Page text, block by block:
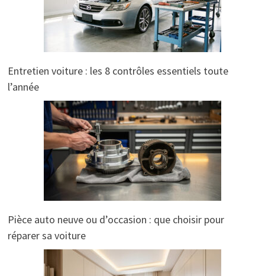
Entretien voiture : les 8 contrôles essentiels toute
l’année
Pièce auto neuve ou d’occasion : que choisir pour
réparer sa voiture